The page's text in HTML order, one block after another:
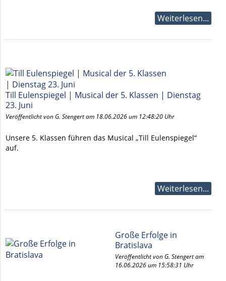
Weiterlesen...
Till Eulenspiegel | Musical der 5. Klassen | Dienstag
23. Juni
Veröffentlicht von G. Stengert am 18.06.2026 um 12:48:20 Uhr
Unsere 5. Klassen führen das Musical „Till Eulenspiegel“
auf.
Weiterlesen...
Große Erfolge in
Bratislava
Veröffentlicht von G. Stengert am
16.06.2026 um 15:58:31 Uhr